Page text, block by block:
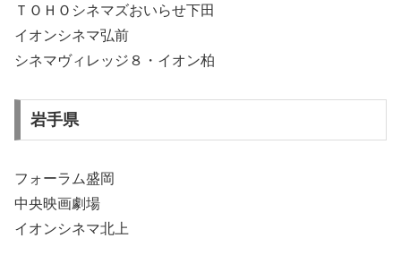
ＴＯＨＯシネマズおいらせ下田
イオンシネマ弘前
シネマヴィレッジ８・イオン柏
岩手県
フォーラム盛岡
中央映画劇場
イオンシネマ北上